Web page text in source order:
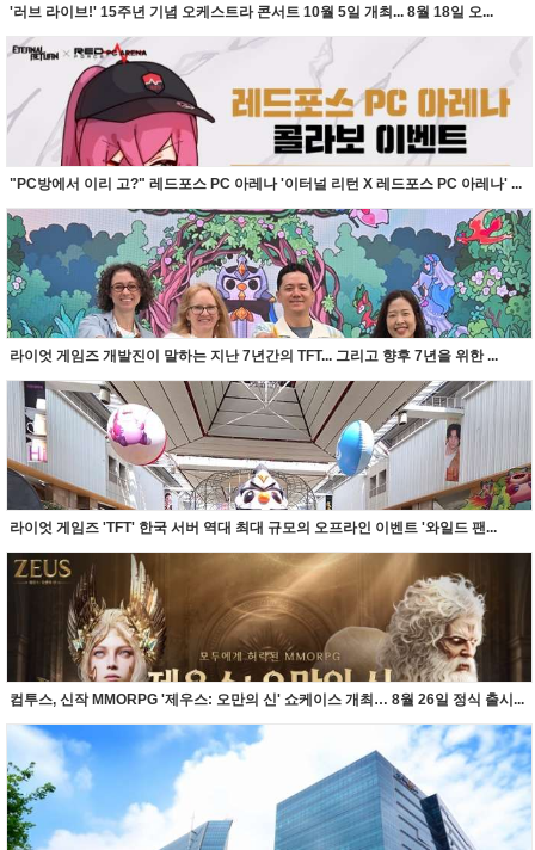
'러브 라이브!' 15주년 기념 오케스트라 콘서트 10월 5일 개최... 8월 18일 오...
"PC방에서 이리 고?" 레드포스 PC 아레나 '이터널 리턴 X 레드포스 PC 아레나' ...
라이엇 게임즈 개발진이 말하는 지난 7년간의 TFT... 그리고 향후 7년을 위한 ...
라이엇 게임즈 'TFT' 한국 서버 역대 최대 규모의 오프라인 이벤트 '와일드 팬...
컴투스, 신작 MMORPG '제우스: 오만의 신' 쇼케이스 개최… 8월 26일 정식 출시...